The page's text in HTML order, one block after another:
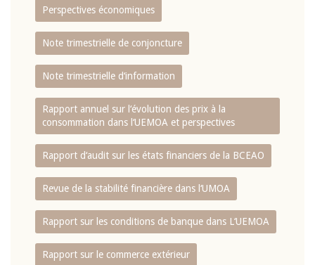
Perspectives économiques
Note trimestrielle de conjoncture
Note trimestrielle d‘information
Rapport annuel sur l‘évolution des prix à la
consommation dans l‘UEMOA et perspectives
Rapport d‘audit sur les états financiers de la BCEAO
Revue de la stabilité financière dans l‘UMOA
Rapport sur les conditions de banque dans L‘UEMOA
Rapport sur le commerce extérieur